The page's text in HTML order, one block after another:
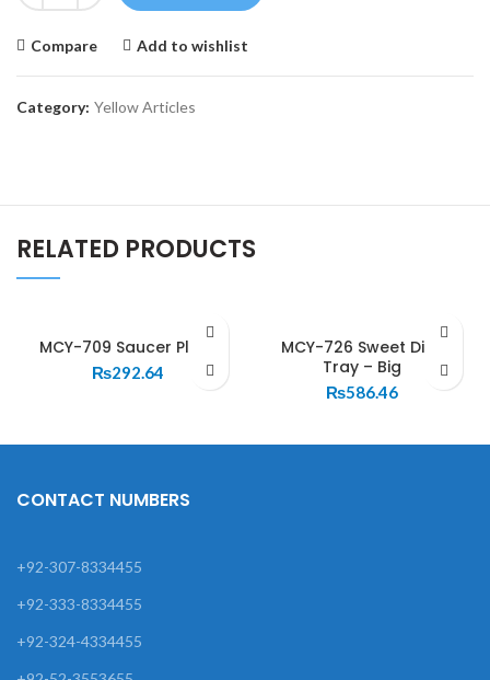
Compare Add to wishlist
Category: Yellow Articles
RELATED PRODUCTS
MCY-709 Saucer Plate
₨292.64
MCY-726 Sweet Dish
Tray – Big
₨586.46
望下，犀利士作為新一批藥
有其優良特點。
CONTACT NUMBERS
+92-307-8334455
+92-333-8334455
+92-324-4334455